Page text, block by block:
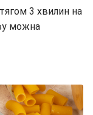
3 хвилин на
можна